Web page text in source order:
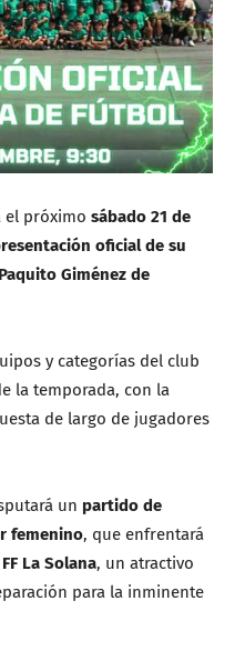
el próximo sábado 21 de
oficial de su
Paquito Giménez de
y categorías del club
la temporada, con la
de largo de jugadores
un partido de
femenino, que enfrentará
FF La Solana, un atractivo
para la inminente